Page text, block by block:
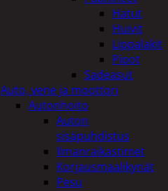
Hatut
Huivit
Lippalakit
Pipot
Sadeasut
Auto, vene ja moottori
Autonhoito
Auton
sisäpuhdistus
Ilmanraikastimet
Korjausmaalikynät
Pesu